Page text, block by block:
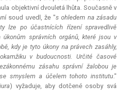
objektivní dvouletá lhůta. Současně v
soud uvedl, že "s ohledem na zásadu
lze po účastnících řízení spravedlivě
úkonům správních orgánů, které jsou v
kdy je tyto úkony na právech zasáhly,
v budoucnosti. Určité časové
zásahu správní žalobou je
smyslem a účelem tohoto institutu."
) vyžaduje, aby dotčené osoby svá